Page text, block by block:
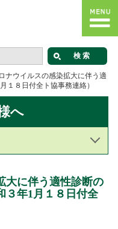
ナウイルスの感染拡大に伴う適
１８日付全ト協事務連絡）
へ
大に伴う適性診断の
３年1月１８日付全